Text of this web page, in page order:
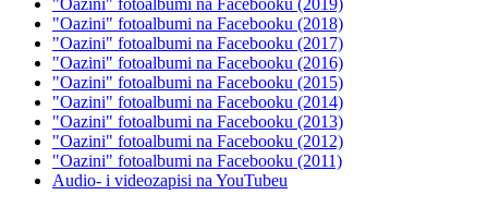
"Oazini" fotoalbumi na Facebooku (2019)
"Oazini" fotoalbumi na Facebooku (2018)
"Oazini" fotoalbumi na Facebooku (2017)
"Oazini" fotoalbumi na Facebooku (2016)
"Oazini" fotoalbumi na Facebooku (2015)
"Oazini" fotoalbumi na Facebooku (2014)
"Oazini" fotoalbumi na Facebooku (2013)
"Oazini" fotoalbumi na Facebooku (2012)
"Oazini" fotoalbumi na Facebooku (2011)
Audio- i videozapisi na YouTubeu